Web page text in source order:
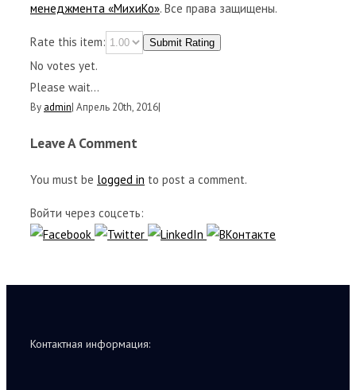
менеджмента «МихиКо». Все права защищены.
Rate this item: Submit Rating
No votes yet.
Please wait...
By admin| Апрель 20th, 2016|
Leave A Comment
You must be logged in to post a comment.
Войти через соцсеть:
Контактная информация: